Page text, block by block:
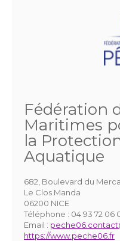
Fédération
Maritimes
la
Aquatique
682, Boulevard du
Le Clos Manda
06200 NICE
Téléphone : 04 93 72 06
Email :
https://www.peche06.fr